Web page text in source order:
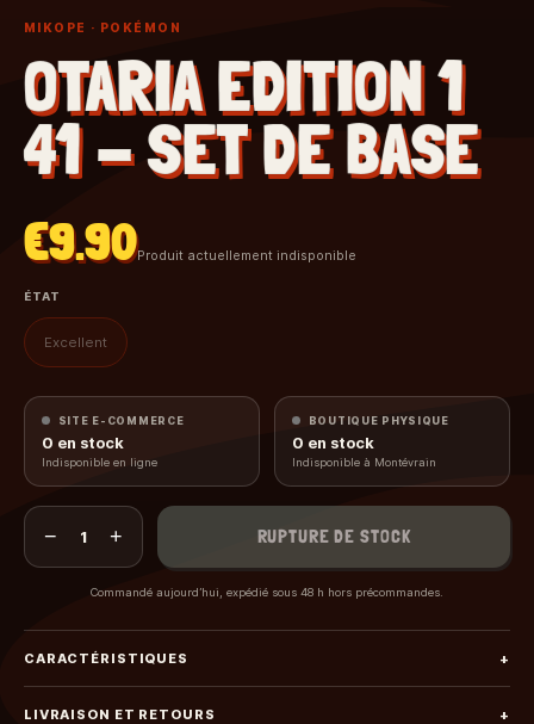
MIKOPE · POKÉMON
OTARIA EDITION 1
41 - SET DE BASE
€9.90Produit actuellement indisponible
ÉTAT
Excellent
SITE E-COMMERCE
0 en stock
Indisponible en ligne
BOUTIQUE PHYSIQUE
0 en stock
Indisponible à Montévrain
− 1 + RUPTURE DE STOCK
Commandé aujourd’hui, expédié sous 48 h hors précommandes.
CARACTÉRISTIQUES +
LIVRAISON ET RETOURS +